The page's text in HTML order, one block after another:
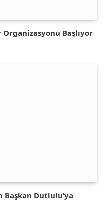
Organizasyonu Başlıyor
Dutlulu’ya